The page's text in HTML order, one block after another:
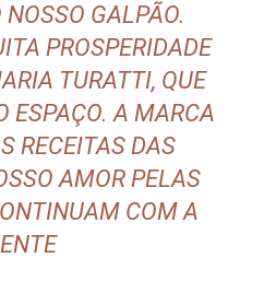
GALPÃO.
PROSPERIDADE
TURATTI, QUE
ESPAÇO. A MARCA
RECEITAS DAS
AMOR PELAS
COM A